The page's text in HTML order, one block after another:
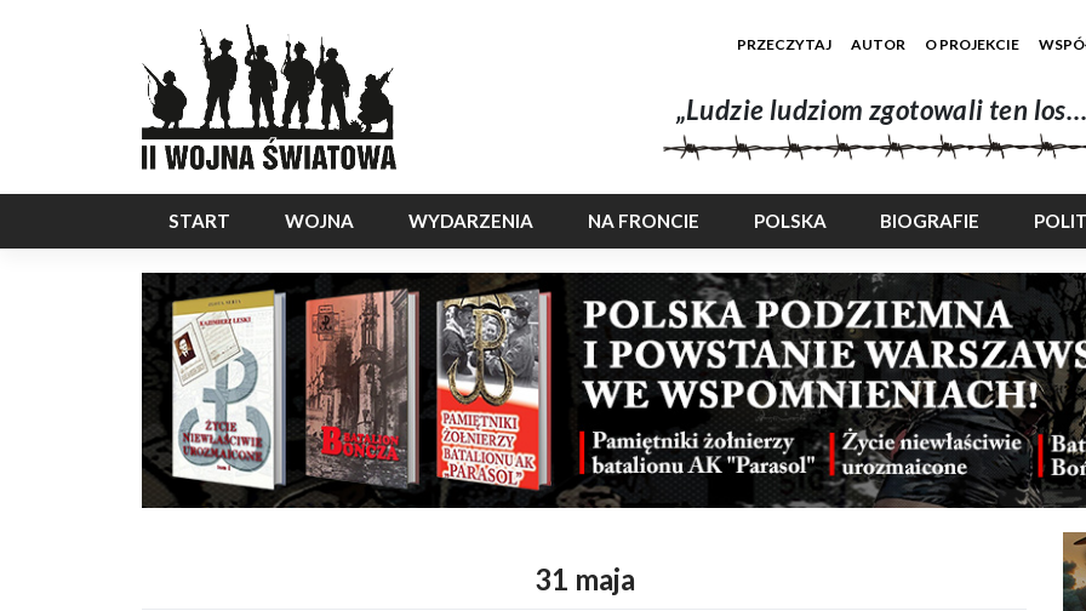
PRZECZYTAJ AUTOR O PROJEKCIE
„Ludzie ludziom zgotowali ten
START WOJNA WYDARZENIA NA FRONCIE POLSKA BIOGRAFIE
31 maja